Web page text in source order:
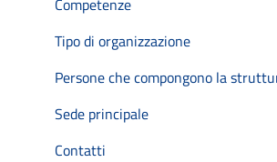
Tipo di organizzazione
Persone che compongono la
Sede principale
Contatti